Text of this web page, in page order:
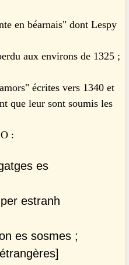
en béarnais" dont Lespy
aux environs de 1325 ;
écrites vers 1340 et
que leur sont soumis les
:
es
estranh
es sosmes ;